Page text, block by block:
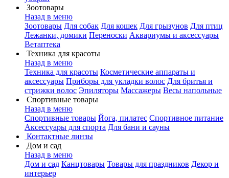
Зоотовары
Назад в меню
Зоотовары Для собак Для кошек Для грызунов Для птиц
Лежанки, домики Переноски Аквариумы и аксессуары
Ветаптека
Техника для красоты
Назад в меню
Техника для красоты Косметические аппараты и
аксессуары Приборы для укладки волос Для бритья и
стрижки волос Эпиляторы Массажеры Весы напольные
Спортивные товары
Назад в меню
Спортивные товары Йога, пилатес Спортивное питание
Аксессуары для спорта Для бани и сауны
Контактные линзы
Дом и сад
Назад в меню
Дом и сад Канцтовары Товары для праздников Декор и
интерьер